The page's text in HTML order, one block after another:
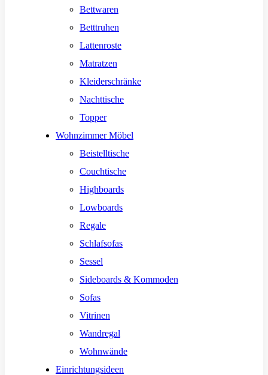
Bettwaren
Betttruhen
Lattenroste
Matratzen
Kleiderschränke
Nachttische
Topper
Wohnzimmer Möbel
Beistelltische
Couchtische
Highboards
Lowboards
Regale
Schlafsofas
Sessel
Sideboards & Kommoden
Sofas
Vitrinen
Wandregal
Wohnwände
Einrichtungsideen